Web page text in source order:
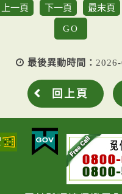
上一頁 下一頁 最末頁
GO
最後異動時間：
回上頁